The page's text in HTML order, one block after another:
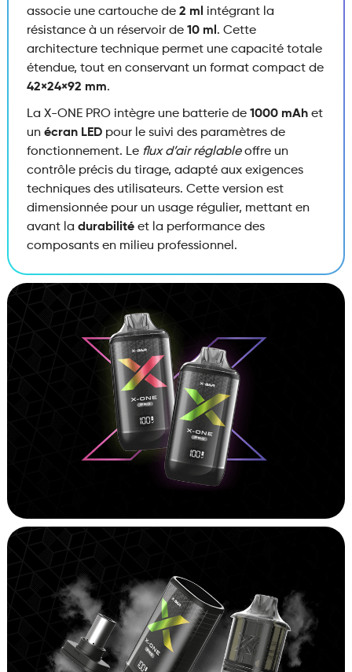
associe une cartouche de 2 ml
intégrant la
résistance à un réservoir de 10 ml . Cette
architecture technique permet une capacité totale
étendue, tout en conservant un format compact de
42×24×92 mm.
La X-ONE PRO intègre une batterie de 1000 mAhet
un écran LEDpour le suivi des paramètres de
fonctionnement. Le flux d’air réglableoffre un
contrôle précis du tirage, adapté aux exigences
techniques des utilisateurs. Cette version est
dimensionnée pour un usage régulier, mettant en
avant la durabilitéet la performance des
composants en milieu professionnel.